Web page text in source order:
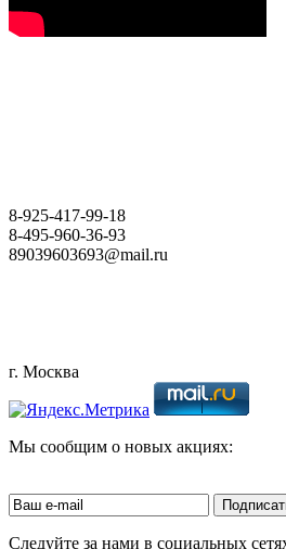
8-925-417-99-18
8-495-960-36-93
89039603693@mail.ru
г. Москва
Мы сообщим о новых акциях:
Следуйте за нами в социальных